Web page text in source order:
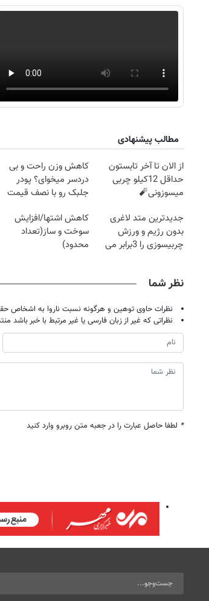
مطالب پیشنهادی
از الان تا آخر تابستون
حداقل 12کیلو چربی
میسوزونی🧨
کاهش وزن راحت و بی
دردسر میخوای؟ پودر
جلبک رو با نصف قیمت
جدیدترین متد لاغری
بدون رژیم و ورزش
چربیسوزی را 3برابر می
کاهش اشتها/افزایش
سوخت و ساز(تعداد
محدود)
نظر شما
نظرات حاوی توهین و هرگونه نسبت ناروا به اشخاص
نظراتی که غیر از زبان فارسی یا غیر مرتبط با خبر باشد
* لطفا حاصل عبارت را در جعبه متن روبرو وارد کنید
روزنامه‌های اقتصادی چهارشنبه ۱۴ مرداد ۱۴۰۵